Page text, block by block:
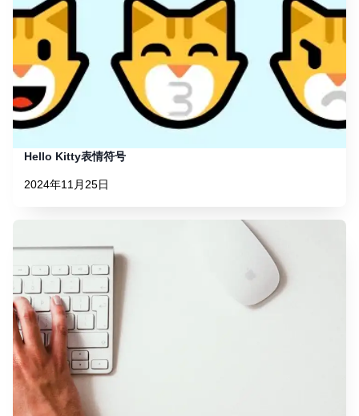
Hello Kitty表情符号
2024年11月25日